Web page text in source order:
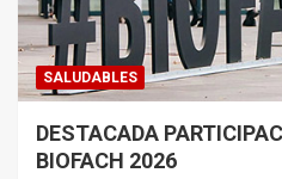
SALUDABLES
DESTACADA
BIOFACH 2026